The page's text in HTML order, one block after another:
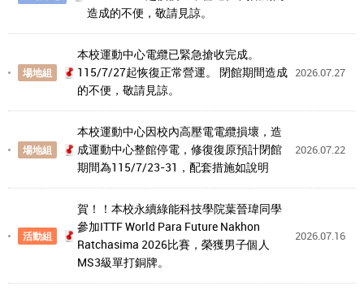
造成的不便，敬請見諒。
場地組
本校運動中心電纜已緊急搶收完成。
115/7/27起恢復正常營運。 閉館期間造成
的不便，敬請見諒。
2026.07.27
場地組
本校運動中心因校內高壓電電纜損壞，造
成運動中心整館停電，修復復原預計閉館
期間為115/7/23-31，配套措施如說明
2026.07.22
活動組
賀！！本校永續綠能科技學院葉晉瑋同學
參加ITTF World Para Future Nakhon
Ratchasima 2026比賽，榮獲男子個人
MS3級單打銅牌。
2026.07.16